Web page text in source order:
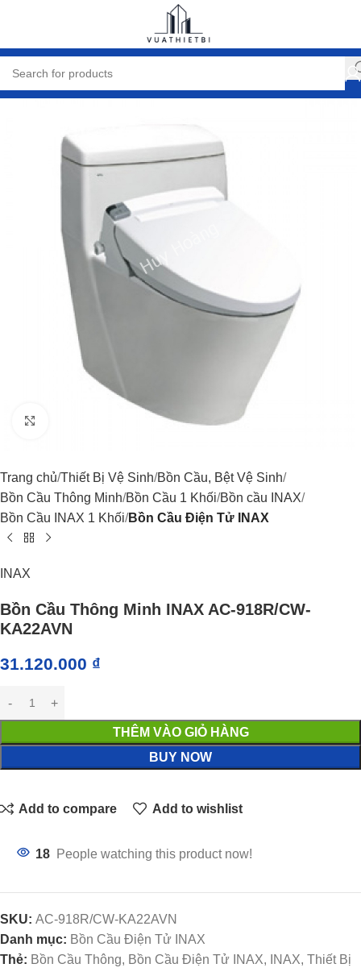
Trang chủ Thiết Bị Vệ Sinh Bồn Cầu, Bệt Vệ Sinh
Bồn Cầu Thông Minh Bồn Cầu 1 Khối Bồn cầu INAX
Bồn Cầu INAX 1 Khối Bồn Cầu Điện Tử INAX
INAX
Bồn Cầu Thông Minh INAX AC-918R/CW-
KA22AVN
31.120.000 ₫
THÊM VÀO GIỎ HÀNG
BUY NOW
Add to compare Add to wishlist
18 People watching this product now!
SKU: AC-918R/CW-KA22AVN
Danh mục: Bồn Cầu Điện Tử INAX
Thẻ: Bồn Cầu Thông, Bồn Cầu Điện Tử INAX, INAX, Thiết Bị